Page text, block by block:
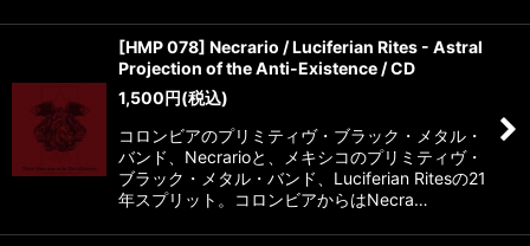
[HMP 078] Necrario / Luciferian Rites - Astral
Projection of the Anti-Existence / CD
1,500円(税込)
コロンビアのプリミティヴ・ブラック・メタル・
バンド、Necrarioと、メキシコのプリミティヴ・
ブラック・メタル・バンド、Luciferian Ritesの21
年スプリット。コロンビアからはNecra…